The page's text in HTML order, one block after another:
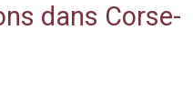
dans Corse-